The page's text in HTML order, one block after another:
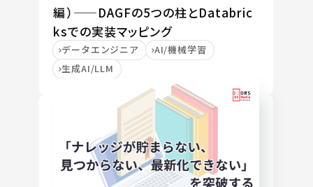
編）——DAGFの5つの柱とDatabric
ksでの実装マッピング
データエンジニア
AI/機械学習
生成AI/LLM